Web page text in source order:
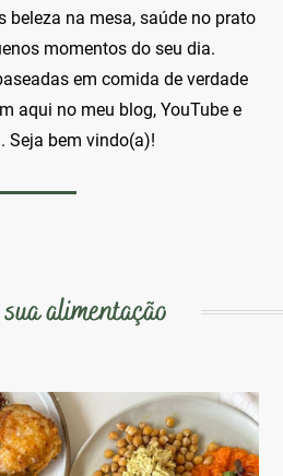
na mesa, saúde no prato
momentos do seu dia.
em comida de verdade
aqui no meu blog, YouTube e
Seja bem vindo(a)!
alimentação